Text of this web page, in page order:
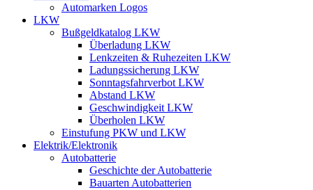
Automarken Logos
LKW
Bußgeldkatalog LKW
Überladung LKW
Lenkzeiten & Ruhezeiten LKW
Ladungssicherung LKW
Sonntagsfahrverbot LKW
Abstand LKW
Geschwindigkeit LKW
Überholen LKW
Einstufung PKW und LKW
Elektrik/Elektronik
Autobatterie
Geschichte der Autobatterie
Bauarten Autobatterien